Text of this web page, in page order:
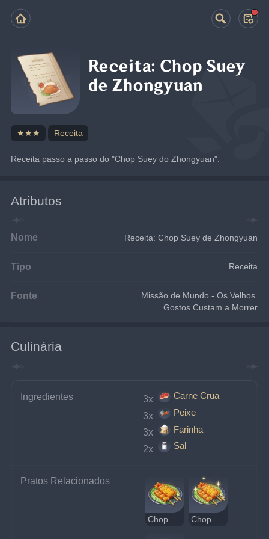
Receita: Chop Suey
de Zhongyuan
★★★ Receita
Receita passo a passo do "Chop Suey do Zhongyuan".
Atributos
Nome Receita: Chop Suey de Zhongyuan
Tipo Receita
Fonte
Missão de Mundo - Os Velhos
Gostos Custam a Morrer
Culinária
Ingredientes 3x
Carne Crua
3x
Peixe
3x
Farinha
2x
Sal
Pratos Relacionados